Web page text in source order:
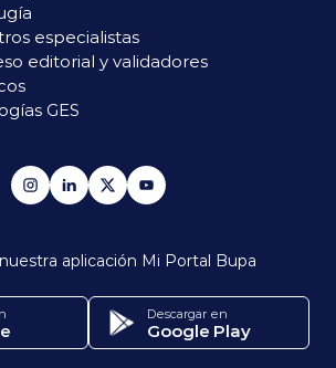
especialistas
editorial y validadores
GES
aplicación Mi Portal Bupa
Descargar en
Google Play